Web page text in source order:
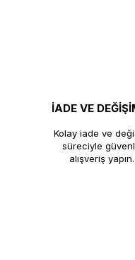
İADE VE
Kolay iade ve
süreciyle
alışveriş yapın.